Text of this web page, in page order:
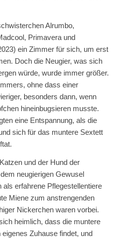
Alrumbo,
Primavera und
ein Zimmer für sich, um erst
Doch die Neugier, was sich
würde, wurde immer größer.
ohne dass einer
besonders dann, wenn
hineinbugsieren musste.
eine Entspannung, als die
sich für das muntere Sextett
und der Hund der
neugierigen Gewusel
erfahrene Pflegestellentiere
Miene zum anstrengenden
Nickerchen waren vorbei.
heimlich, dass die muntere
Zuhause findet, und